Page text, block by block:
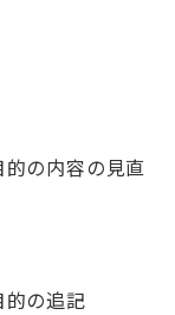
の内容の見直
の追記